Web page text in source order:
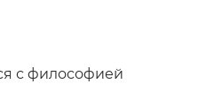
с философией